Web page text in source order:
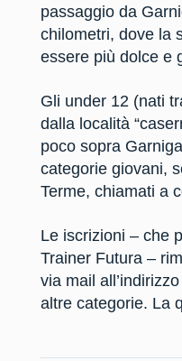
passaggio da
chilometri, dove la
essere più dolce e
Gli under 12 (nati
dalla località
poco sopra
categorie giovani,
Terme, chiamati a
Le iscrizioni – che
Trainer Futura –
via mail all’indirizzo
altre categorie. La